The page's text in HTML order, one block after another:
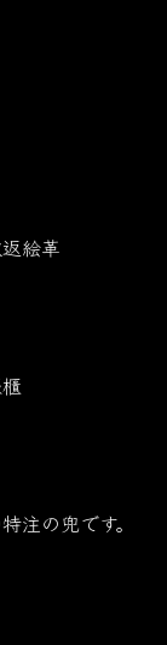
絵革
注の兜です。